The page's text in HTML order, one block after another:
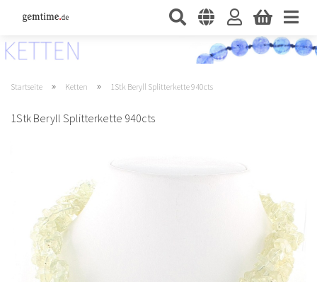
Startseite » Ketten » 1Stk Beryll Splitterkette 940cts
1Stk Beryll Splitterkette 940cts